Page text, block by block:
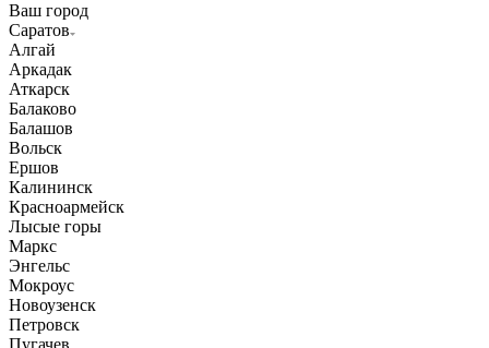
Ваш город
Саратов
Алгай
Аркадак
Аткарск
Балаково
Балашов
Вольск
Ершов
Калининск
Красноармейск
Лысые горы
Маркс
Энгельс
Мокроус
Новоузенск
Петровск
Пугачев